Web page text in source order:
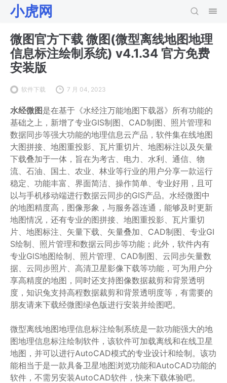
小虎网
微图官方下载 微图(微型离线地图地理
信息标注绘制系统) v4.1.34 官方免费
安装版
软件下载 7 月 04, 2023
水经微图是在基于《水经注万能地图下载器》所有功能的
基础之上，新增了专业GIS制图、CAD制图、照片管理和
数据同步等强大功能的地理信息云产品，软件集在线地图
大图拼接、地图重投影、瓦片重切片、地图标注以及矢量
下载叠加于一体，旨在为考古、电力、水利、通信、物
流、石油、国土、农业、林业等行业的用户分享一款运行
稳定、功能丰富、界面简洁、操作简单、专业好用，且可
以与手机移动端进行数据云同步的GIS产品。水经微图中
的地图精度高，图像形象，与服务器连通，能够及时更新
地图情况，还有专业的图拼接、地图重投影、瓦片重切
片、地图标注、矢量下载、矢量叠加、CAD制图、专业GI
S绘制、照片管理和数据云同步等功能；此外，软件内有
专业GlS地图绘制、照片管理、CAD制图、云同步矢量数
据、云同步照片、高清卫星影像下载等功能，可为用户分
享高精度的地图，同时还支持图像数据裁剪和背景透明
度，知识兔支持高程数据裁剪和背景透明度等，有需要的
朋友请来下载经微图绿色版进行安装并绘图吧。
微型离线地图地理信息标注绘制系统是一款功能强大的地
图地理信息标注绘制软件，该软件可加载离线和在线卫星
地图，并可以进行AutoCAD模式的专业设计和绘制。该功
能相当于是一款具备卫星地图浏览功能和AutoCAD功能的
软件，不需另安装AutoCAD软件，快来下载体验吧。